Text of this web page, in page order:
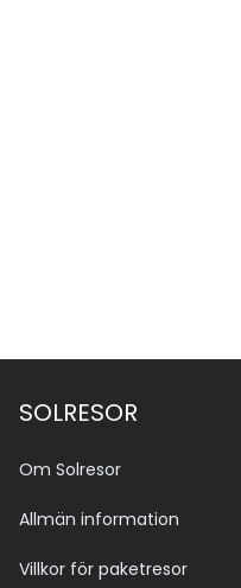
SOLRESOR
Om Solresor
Allmän information
Villkor för paketresor